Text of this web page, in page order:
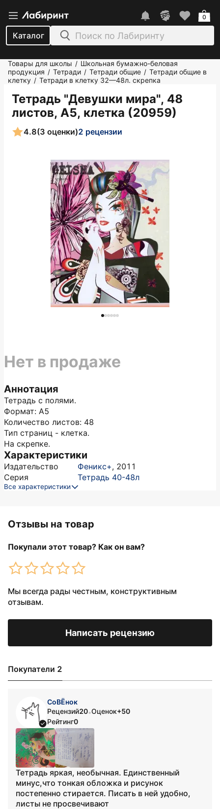
Каталог
0
Товары для школы / Школьная бумажно-беловая
продукция / Тетради / Тетради общие / Тетради общие в
клетку / Тетради в клетку 32—48л. скрепка
Тетрадь "Девушки мира", 48
листов, А5, клетка (20959)
4.8(3 оценки)2 рецензии
Аннотация
Тетрадь с полями.
Формат: А5
Количество листов: 48
Тип страниц - клетка.
На скрепке.
Характеристики
Издательство Феникс+, 2011
Серия
Тетрадь 40-48л
Все характеристики
Нет в продаже
Отзывы на товар
Покупали этот товар? Как он вам?
Мы всегда рады честным, конструктивным
отзывам.
Написать рецензию
Покупатели 2
СоВЁнок
Рецензий20•Оценок+50
Рейтинг0
Тетрадь яркая, необычная. Единственный
минус,что тонкая обложка и рисунок
постепенно стирается. Писать в ней удобно,
листы не просвечивают